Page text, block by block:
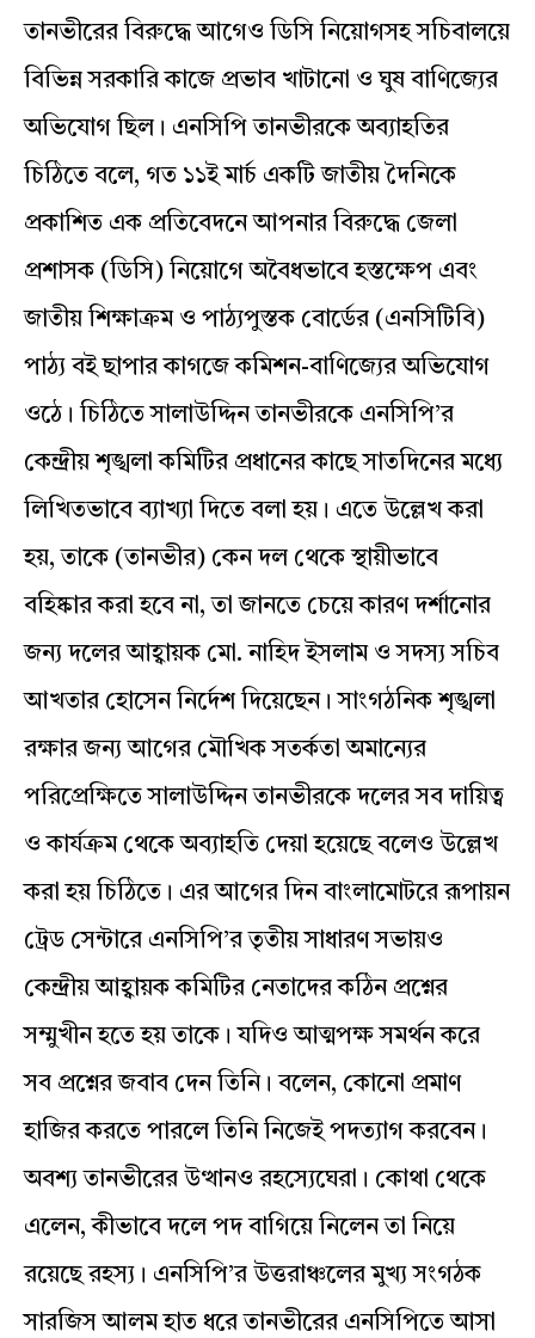
তানভীরের বিরুদ্ধে আগেও ডিসি নিয়োগসহ সচিবালয়ে
বিভিন্ন সরকারি কাজে প্রভাব খাটানো ও ঘুষ বাণিজ্যের
অভিযোগ ছিল। এনসিপি তানভীরকে অব্যাহতির
চিঠিতে বলে, গত ১১ই মার্চ একটি জাতীয় দৈনিকে
প্রকাশিত এক প্রতিবেদনে আপনার বিরুদ্ধে জেলা
প্রশাসক (ডিসি) নিয়োগে অবৈধভাবে হস্তক্ষেপ এবং
জাতীয় শিক্ষাক্রম ও পাঠ্যপুস্তক বোর্ডের (এনসিটিবি)
পাঠ্য বই ছাপার কাগজে কমিশন-বাণিজ্যের অভিযোগ
ওঠে। চিঠিতে সালাউদ্দিন তানভীরকে এনসিপি’র
কেন্দ্রীয় শৃঙ্খলা কমিটির প্রধানের কাছে সাতদিনের মধ্যে
লিখিতভাবে ব্যাখ্যা দিতে বলা হয়। এতে উল্লেখ করা
হয়, তাকে (তানভীর) কেন দল থেকে স্থায়ীভাবে
বহিষ্কার করা হবে না, তা জানতে চেয়ে কারণ দর্শানোর
জন্য দলের আহ্বায়ক মো. নাহিদ ইসলাম ও সদস্য সচিব
আখতার হোসেন নির্দেশ দিয়েছেন। সাংগঠনিক শৃঙ্খলা
রক্ষার জন্য আগের মৌখিক সতর্কতা অমান্যের
পরিপ্রেক্ষিতে সালাউদ্দিন তানভীরকে দলের সব দায়িত্ব
ও কার্যক্রম থেকে অব্যাহতি দেয়া হয়েছে বলেও উল্লেখ
করা হয় চিঠিতে। এর আগের দিন বাংলামোটরে রূপায়ন
ট্রেড সেন্টারে এনসিপি’র তৃতীয় সাধারণ সভায়ও
কেন্দ্রীয় আহ্বায়ক কমিটির নেতাদের কঠিন প্রশ্নের
সম্মুখীন হতে হয় তাকে। যদিও আত্মপক্ষ সমর্থন করে
সব প্রশ্নের জবাব দেন তিনি। বলেন, কোনো প্রমাণ
হাজির করতে পারলে তিনি নিজেই পদত্যাগ করবেন।
অবশ্য তানভীরের উত্থানও রহস্যেঘেরা। কোথা থেকে
এলেন, কীভাবে দলে পদ বাগিয়ে নিলেন তা নিয়ে
রয়েছে রহস্য। এনসিপি’র উত্তরাঞ্চলের মুখ্য সংগঠক
সারজিস আলম হাত ধরে তানভীরের এনসিপিতে আসা